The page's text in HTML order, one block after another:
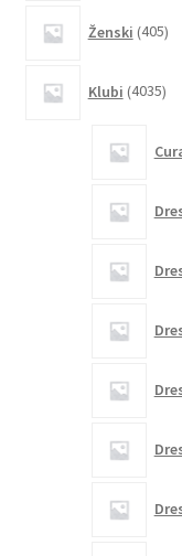
Ženski 405
Klubi 4035